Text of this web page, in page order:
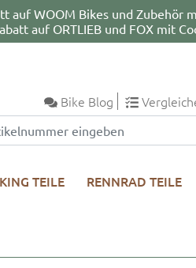
auf WOOM Bikes und Zubehör
auf ORTLIEB und FOX mit
Bike Blog
TEILE RENNRAD TEILE